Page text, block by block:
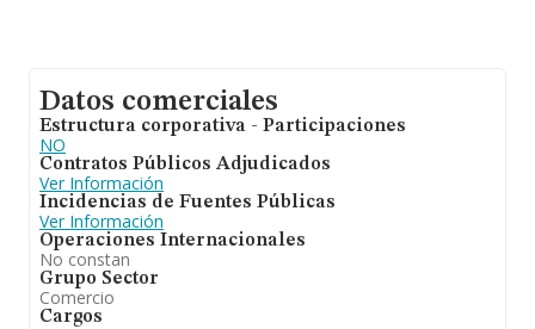
Datos comerciales
Estructura corporativa - Participaciones
NO
Contratos Públicos Adjudicados
Ver Información
Incidencias de Fuentes Públicas
Ver Información
Operaciones Internacionales
No constan
Grupo Sector
Comercio
Cargos